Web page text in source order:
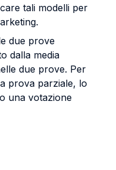
tali modelli per
due prove
dalla media
due prove. Per
prova parziale, lo
una votazione